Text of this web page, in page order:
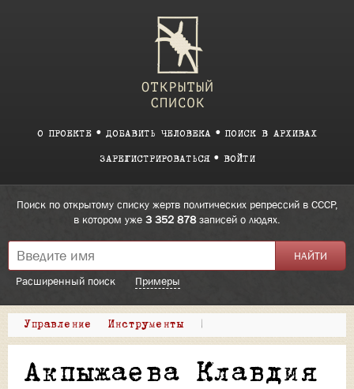
О ПРОЕКТЕ ДОБАВИТЬ ЧЕЛОВЕКА ПОИСК В АРХИВАХ
ЗАРЕГИСТРИРОВАТЬСЯ ВОЙТИ
Поиск по открытому списку жертв политических репрессий в СССР,
в котором уже 3 352 878записей о людях.
Расширенный поиск Примеры
Управление Инструменты |
Акпыжаева Клавдия